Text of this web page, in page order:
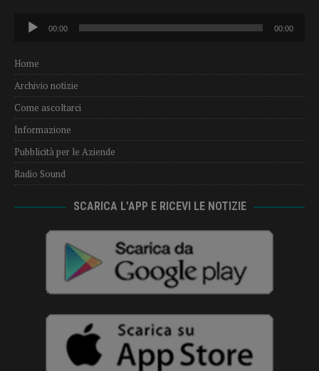
Audio
Player
00:00 00:00
Home
Archivio notizie
Come ascoltarci
Informazione
Pubblicità per le Aziende
Radio Sound
SCARICA L’APP E RICEVI LE NOTIZIE